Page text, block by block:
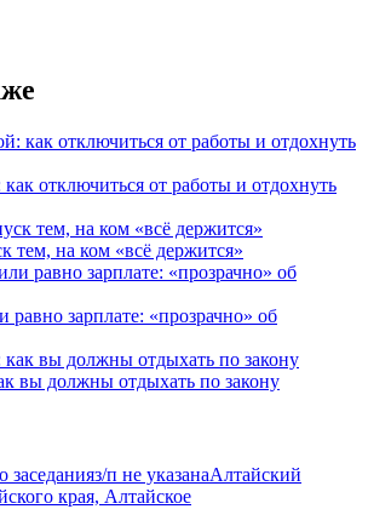
отключиться от работы и отдохнуть
тем, на ком «всё держится»
зарплате: «прозрачно» об
вы должны отдыхать по закону
заседанияз/п не указанаАлтайский
края, Алтайское